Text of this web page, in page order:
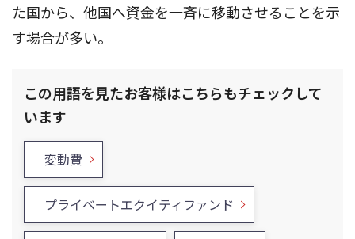
た国から、他国へ資金を一斉に移動させることを示
す場合が多い。
この用語を見たお客様はこちらもチェックして
います
変動費
プライベートエクイティファンド